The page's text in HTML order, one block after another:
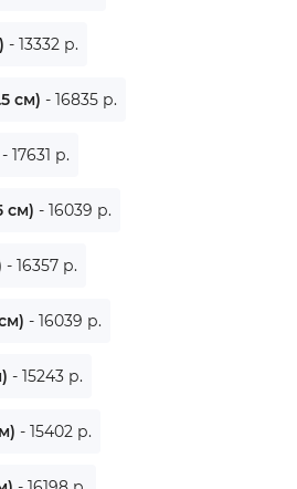
- 13332 р.
см) - 16835 р.
- 17631 р.
см) - 16039 р.
- 16357 р.
- 16039 р.
- 15243 р.
- 15402 р.